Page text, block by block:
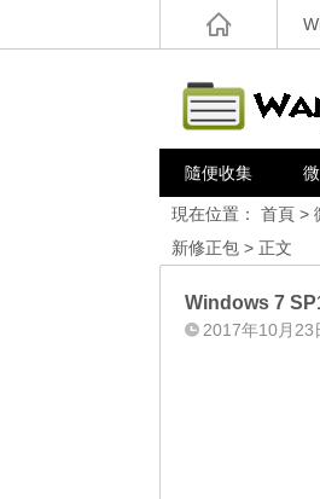
隨便收集
現在位置： 首頁 >
新修正包 > 正文
Windows 7
2017年10月23